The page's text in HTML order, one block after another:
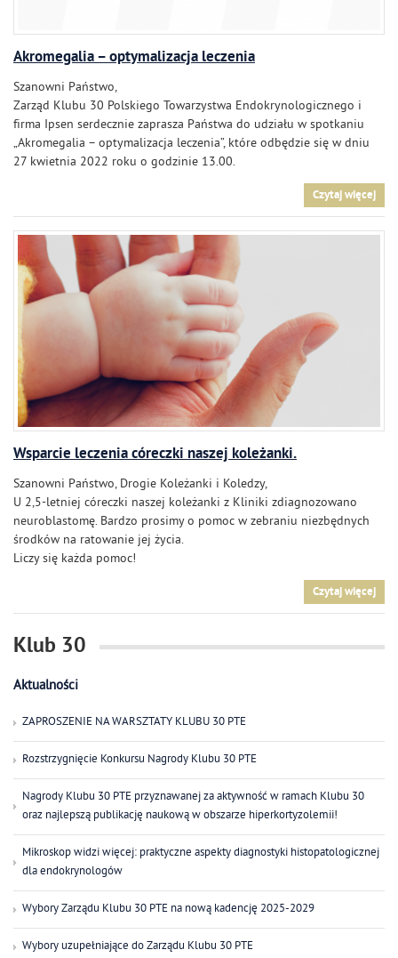
Akromegalia – optymalizacja leczenia
Szanowni Państwo,
Zarząd Klubu 30 Polskiego Towarzystwa Endokrynologicznego i
firma Ipsen serdecznie zaprasza Państwa do udziału w spotkaniu
„Akromegalia – optymalizacja leczenia”, które odbędzie się w dniu
27 kwietnia 2022 roku o godzinie 13.00.
Czytaj więcej
Wsparcie leczenia córeczki naszej koleżanki.
Szanowni Państwo, Drogie Koleżanki i Koledzy,
U 2,5-letniej córeczki naszej koleżanki z Kliniki zdiagnozowano
neuroblastomę. Bardzo prosimy o pomoc w zebraniu niezbędnych
środków na ratowanie jej życia.
Liczy się każda pomoc!
Czytaj więcej
Klub 30
Aktualności
ZAPROSZENIE NA WARSZTATY KLUBU 30 PTE
Rozstrzygnięcie Konkursu Nagrody Klubu 30 PTE
Nagrody Klubu 30 PTE przyznawanej za aktywność w ramach Klubu 30
oraz najlepszą publikację naukową w obszarze hiperkortyzolemii!
Mikroskop widzi więcej: praktyczne aspekty diagnostyki histopatologicznej
dla endokrynologów
Wybory Zarządu Klubu 30 PTE na nową kadencję 2025-2029
Wybory uzupełniające do Zarządu Klubu 30 PTE